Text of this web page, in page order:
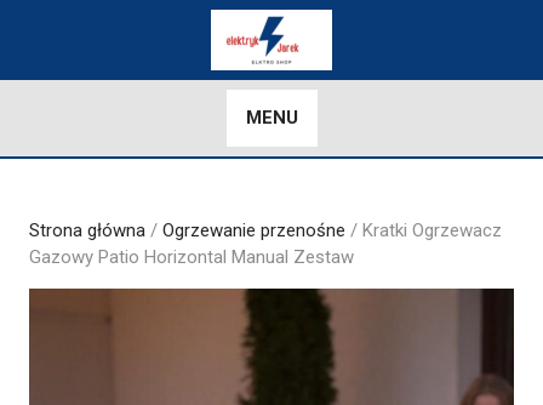
MENU
Strona główna / Ogrzewanie przenośne / Kratki Ogrzewacz
Gazowy Patio Horizontal Manual Zestaw